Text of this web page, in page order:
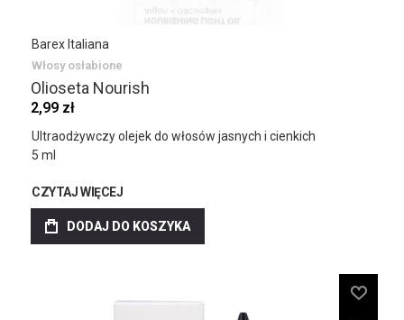
Barex Italiana
Włosy osłabione
Olioseta Nourish
2,99 zł
Ultraodżywczy olejek do włosów jasnych i cienkich
5 ml
CZYTAJ WIĘCEJ
DODAJ DO KOSZYKA